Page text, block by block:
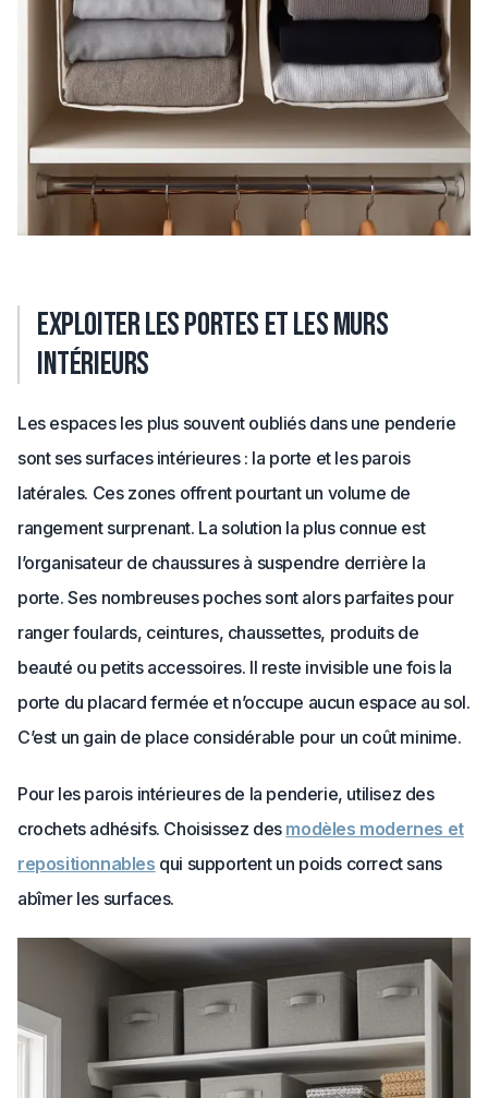
Exploiter les portes et les murs
intérieurs
Les espaces les plus souvent oubliés dans une penderie
sont ses surfaces intérieures : la porte et les parois
latérales. Ces zones offrent pourtant un volume de
rangement surprenant. La solution la plus connue est
l’organisateur de chaussures à suspendre derrière la
porte. Ses nombreuses poches sont alors parfaites pour
ranger foulards, ceintures, chaussettes, produits de
beauté ou petits accessoires. Il reste invisible une fois la
porte du placard fermée et n’occupe aucun espace au sol.
C’est un gain de place considérable pour un coût minime.
Pour les parois intérieures de la penderie, utilisez des
crochets adhésifs. Choisissez des modèles modernes et
repositionnables qui supportent un poids correct sans
abîmer les surfaces.